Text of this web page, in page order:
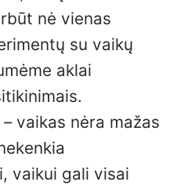
nė vienas
su vaikų
aklai
vaikas nėra mažas
vaikui gali visai